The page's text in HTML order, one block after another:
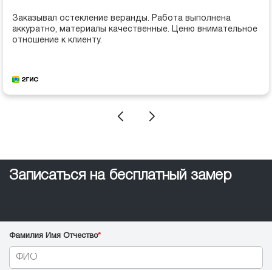
Заказывал остекление веранды. Работа выполнена
аккуратно, материалы качественные. Ценю внимательное
отношение к клиенту.
Записаться на бесплатный замер
Фамилия Имя Отчество*